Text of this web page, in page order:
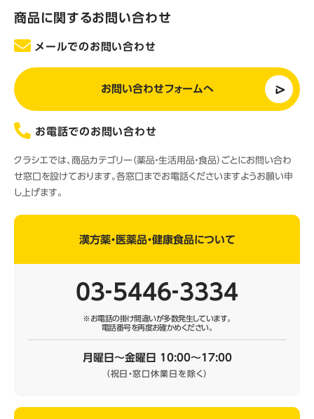
商品に関するお問い合わせ
メールでのお問い合わせ
お問い合わせフォームへ
お電話でのお問い合わせ
クラシエでは、商品カテゴリー（薬品・生活用品・食品）ごとにお問い合わ
せ窓口を設けております。各窓口までお電話くださいますようお願い申
し上げます。
漢方薬・医薬品・健康食品について
03‐5446‐3334
※お電話の掛け間違いが多数発生しています。
電話番号を再度お確かめください。
月曜日～金曜日 10:00～17:00
（祝日・窓口休業日を除く）